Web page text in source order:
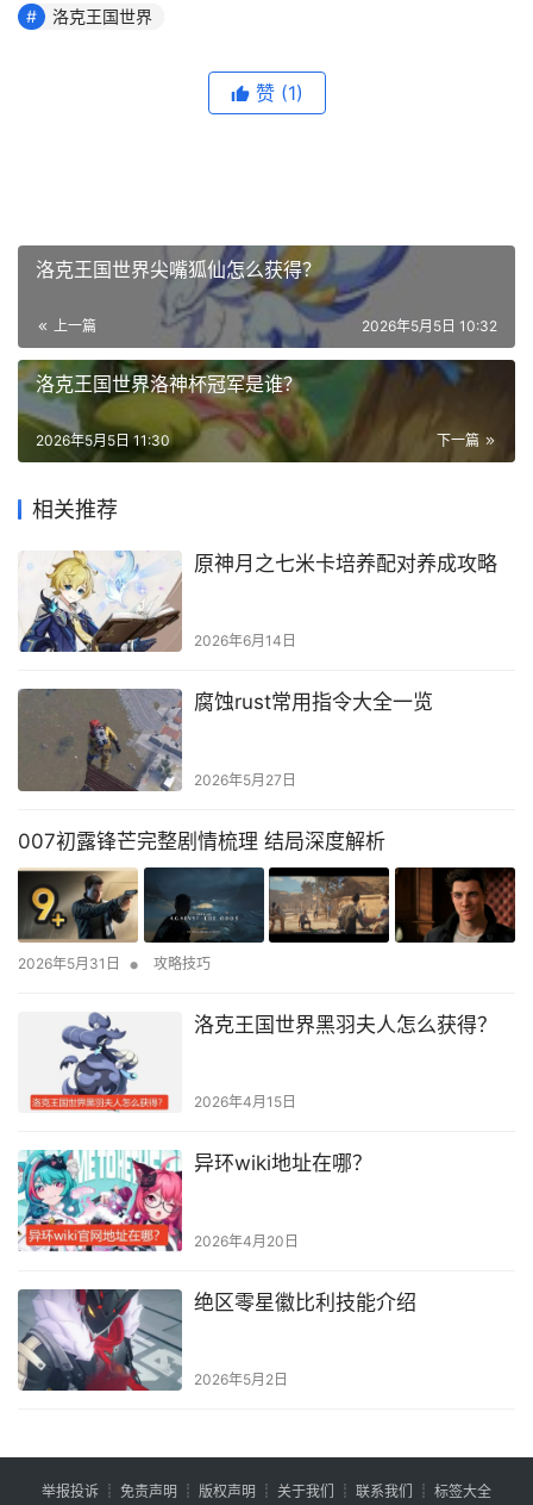
洛克王国世界
赞 (1)
洛克王国世界尖嘴狐仙怎么获得？
上一篇 2026年5月5日 10:32
洛克王国世界洛神杯冠军是谁？
下一篇
2026年5月5日 11:30
相关推荐
原神月之七米卡培养配对养成攻略
2026年6月14日
腐蚀rust常用指令大全一览
2026年5月27日
007初露锋芒完整剧情梳理 结局深度解析
2026年5月31日 • 攻略技巧
洛克王国世界黑羽夫人怎么获得？
2026年4月15日
异环wiki地址在哪？
2026年4月20日
绝区零星徽比利技能介绍
2026年5月2日
举报投诉 ┊ 免责声明 ┊ 版权声明 ┊ 关于我们 ┊ 联系我们 ┊ 标签大全